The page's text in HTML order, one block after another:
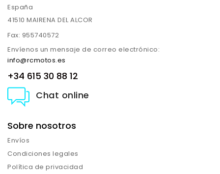
España
41510 MAIRENA DEL ALCOR
Fax: 955740572
Envíenos un mensaje de correo electrónico:
info@rcmotos.es
+34 615 30 88 12
Chat online
Sobre nosotros
Envíos
Condiciones legales
Política de privacidad